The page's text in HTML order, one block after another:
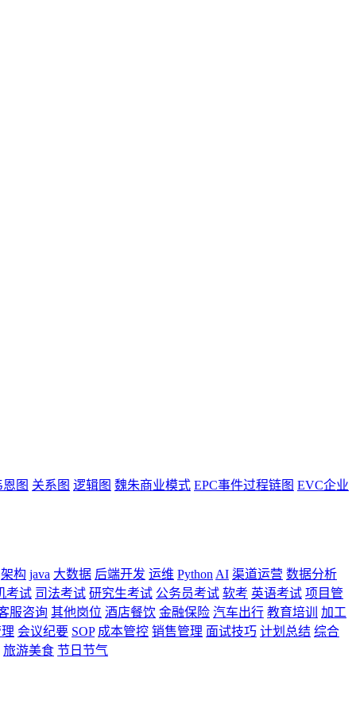
恩图 关系图 逻辑图 魏朱商业模式 EPC事件过程链图 EVC企业
架构 java 大数据 后端开发 运维 Python AI 渠道运营 数据分析
考试 司法考试 研究生考试 公务员考试 软考 英语考试 项目管
服咨询 其他岗位 酒店餐饮 金融保险 汽车出行 教育培训
加工
会议纪要 SOP 成本管控 销售管理 面试技巧 计划总结 综合
旅游美食 节日节气